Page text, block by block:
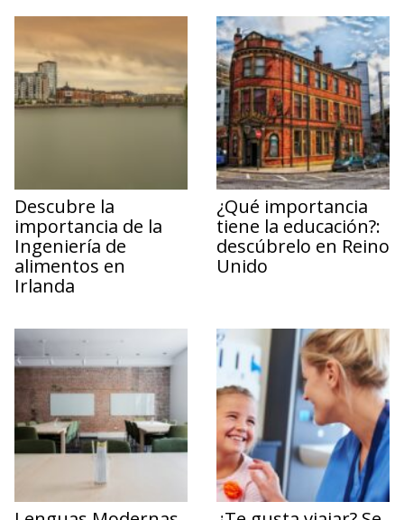
Descubre la
importancia de la
Ingeniería de
alimentos en
Irlanda
¿Qué importancia
tiene la educación?:
descúbrelo en Reino
Unido